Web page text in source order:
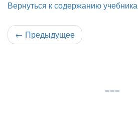
Вернуться к содержанию учебника
← Предыдущее